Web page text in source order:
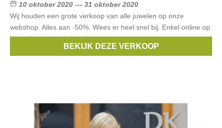
10 oktober 2020 --- 31 oktober 2020
Wij houden een grote verkoop van alle juwelen op onze
webshop. Alles aan -50%. Wees er heel snel bij. Enkel online op
https://www.laperledantoinette.eu
Liu Jo,sweet7,Miss Terre,Fiell
BEKIJK DEZE VERKOOP